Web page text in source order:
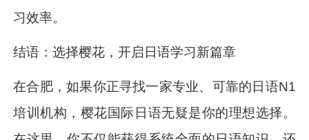
习效率。
结语：选择樱花，开启日语学习新篇章
在合肥，如果你正寻找一家专业、可靠的日语N1
培训机构，樱花国际日语无疑是你的理想选择。